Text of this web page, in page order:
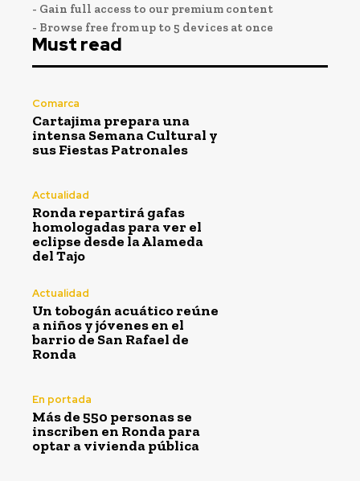
- Gain full access to our premium content
- Browse free from up to 5 devices at once
Must read
Comarca
Cartajima prepara una
intensa Semana Cultural y
sus Fiestas Patronales
Actualidad
Ronda repartirá gafas
homologadas para ver el
eclipse desde la Alameda
del Tajo
Actualidad
Un tobogán acuático reúne
a niños y jóvenes en el
barrio de San Rafael de
Ronda
En portada
Más de 550 personas se
inscriben en Ronda para
optar a vivienda pública